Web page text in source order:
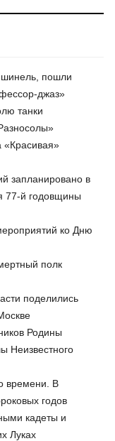
пошли
джаз»
танки
запланировано в
77-й годовщины
ко Дню
полк
поделились
Родины
Неизвестного
времени. В
годов
кадеты и
Луках